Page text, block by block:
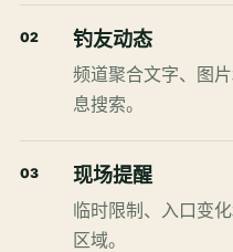
02 钓友动态
频道聚合文字、图
息搜索。
03 现场提醒
临时限制、入口变
区域。